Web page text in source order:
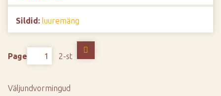
Sildid: luuremäng
Page 2-st
Väljundvormingud